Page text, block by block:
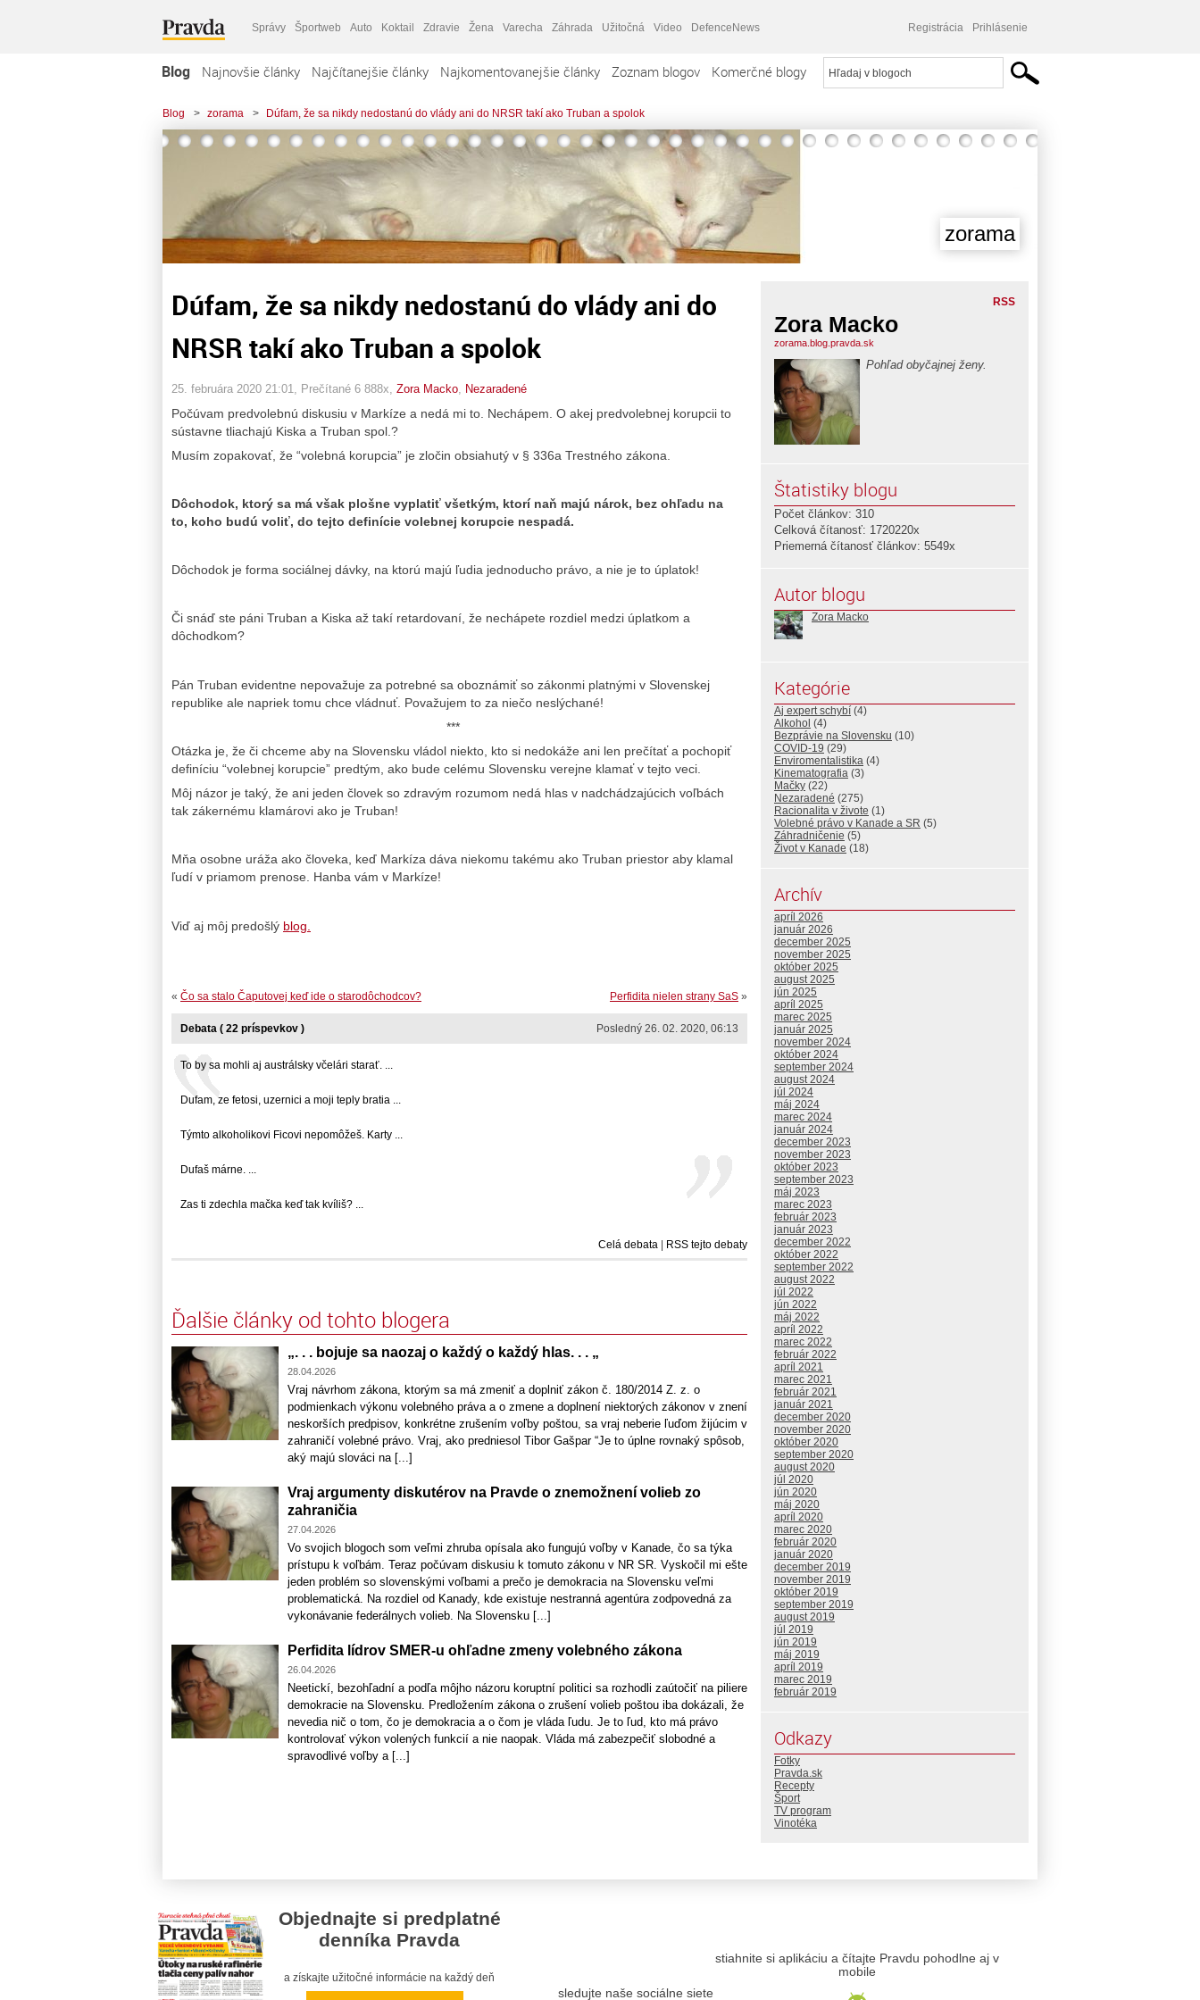
Správy Športweb Auto Koktail Zdravie Žena Varecha Záhrada Užitočná Video DefenceNews Registrácia Prihlásenie
Blog Najnovšie články Najčítanejšie články Najkomentovanejšie články Zoznam blogov Komerčné blogy
Blog > zorama > Dúfam, že sa nikdy nedostanú do vlády ani do NRSR takí ako Truban a spolok
zorama
Dúfam, že sa nikdy nedostanú do vlády ani do
NRSR takí ako Truban a spolok
25. februára 2020 21:01 , Prečítané 6 888x, Zora Macko Nezaradené
Počúvam predvolebnú diskusiu v Markíze a nedá mi to. Nechápem. O akej predvolebnej korupcii to
sústavne tliachajú Kiska a Truban spol.?
Musím zopakovať, že “volebná korupcia” je zločin obsiahutý v § 336a Trestného zákona.
Dôchodok, ktorý sa má však plošne vyplatiť všetkým, ktorí naň majú nárok, bez ohľadu na
to, koho budú voliť, do tejto definície volebnej korupcie nespadá.
Dôchodok je forma sociálnej dávky, na ktorú majú ľudia jednoducho právo, a nie je to úplatok!
Či snáď ste páni Truban a Kiska až takí retardovaní, že nechápete rozdiel medzi úplatkom a
dôchodkom?
Pán Truban evidentne nepovažuje za potrebné sa oboznámiť so zákonmi platnými v Slovenskej
republike ale napriek tomu chce vládnuť. Považujem to za niečo neslýchané!
***
Otázka je, že či chceme aby na Slovensku vládol niekto, kto si nedokáže ani len prečítať a pochopiť
definíciu “volebnej korupcie” predtým, ako bude celému Slovensku verejne klamať v tejto veci.
Môj názor je taký, že ani jeden človek so zdravým rozumom nedá hlas v nadchádzajúcich voľbách
tak zákernému klamárovi ako je Truban!
Mňa osobne uráža ako človeka, keď Markíza dáva niekomu takému ako Truban priestor aby klamal
ľudí v priamom prenose. Hanba vám v Markíze!
Viď aj môj predošlý blog.
Perfidita nielen strany SaS »
« Čo sa stalo Čaputovej keď ide o starodôchodcov?
Posledný 26. 02. 2020, 06:13
Debata ( 22 príspevkov )
To by sa mohli aj austrálsky včelári starať. ...
Dufam, ze fetosi, uzernici a moji teply bratia ...
Týmto alkoholikovi Ficovi nepomôžeš. Karty ...
Dufaš márne. ...
Zas ti zdechla mačka keď tak kvíliš? ...
Celá debata | RSS tejto debaty
Ďalšie články od tohto blogera
„. . . bojuje sa naozaj o každý o každý hlas. . . „
28.04.2026
Vraj návrhom zákona, ktorým sa má zmeniť a doplniť zákon č. 180/2014 Z. z. o
podmienkach výkonu volebného práva a o zmene a doplnení niektorých zákonov v znení
neskorších predpisov, konkrétne zrušením voľby poštou, sa vraj neberie ľuďom žijúcim v
zahraničí volebné právo. Vraj, ako predniesol Tibor Gašpar “Je to úplne rovnaký spôsob,
aký majú slováci na [...]
Vraj argumenty diskutérov na Pravde o znemožnení volieb zo
zahraničia
27.04.2026
Vo svojich blogoch som veľmi zhruba opísala ako fungujú voľby v Kanade, čo sa týka
prístupu k voľbám. Teraz počúvam diskusiu k tomuto zákonu v NR SR. Vyskočil mi ešte
jeden problém so slovenskými voľbami a prečo je demokracia na Slovensku veľmi
problematická. Na rozdiel od Kanady, kde existuje nestranná agentúra zodpovedná za
vykonávanie federálnych volieb. Na Slovensku [...]
Perfidita lídrov SMER-u ohľadne zmeny volebného zákona
26.04.2026
Neetickí, bezohľadní a podľa môjho názoru koruptní politici sa rozhodli zaútočiť na piliere
demokracie na Slovensku. Predložením zákona o zrušení volieb poštou iba dokázali, že
nevedia nič o tom, čo je demokracia a o čom je vláda ľudu. Je to ľud, kto má právo
kontrolovať výkon volených funkcií a nie naopak. Vláda má zabezpečiť slobodné a
spravodlivé voľby a [...]
RSS
Zora Macko
zorama.blog.pravda.sk
Pohľad obyčajnej ženy.
Štatistiky blogu
Počet článkov: 310
Celková čítanosť: 1720220x
Priemerná čítanosť článkov: 5549x
Autor blogu
Zora Macko
Kategórie
Aj expert schybí (4)
Alkohol (4)
Bezprávie na Slovensku (10)
COVID-19 (29)
Enviromentalistika (4)
Kinematografia (3)
Mačky (22)
Nezaradené (275)
Racionalita v živote (1)
Volebné právo v Kanade a SR (5)
Záhradničenie (5)
Život v Kanade (18)
Archív
apríl 2026
január 2026
december 2025
november 2025
október 2025
august 2025
jún 2025
apríl 2025
marec 2025
január 2025
november 2024
október 2024
september 2024
august 2024
júl 2024
máj 2024
marec 2024
január 2024
december 2023
november 2023
október 2023
september 2023
máj 2023
marec 2023
február 2023
január 2023
december 2022
október 2022
september 2022
august 2022
júl 2022
jún 2022
máj 2022
apríl 2022
marec 2022
február 2022
apríl 2021
marec 2021
február 2021
január 2021
december 2020
november 2020
október 2020
september 2020
august 2020
júl 2020
jún 2020
máj 2020
apríl 2020
marec 2020
február 2020
január 2020
december 2019
november 2019
október 2019
september 2019
august 2019
júl 2019
jún 2019
máj 2019
apríl 2019
marec 2019
február 2019
Odkazy
Fotky
Pravda.sk
Recepty
Šport
TV program
Vinotéka
Objednajte si predplatné
denníka Pravda
a získajte užitočné informácie na každý deň
sledujte naše sociálne siete
stiahnite si aplikáciu a čítajte Pravdu pohodlne aj v
mobile